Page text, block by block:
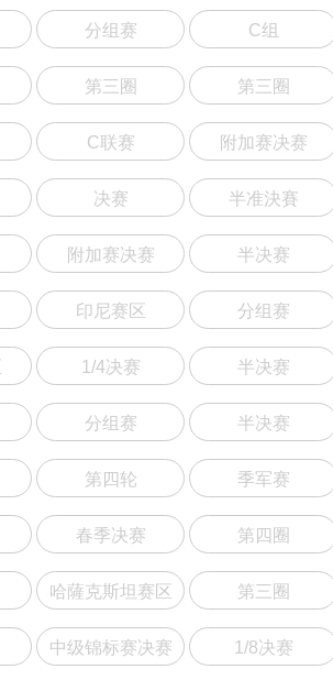
分组赛 C组
第三圈 第三圈
C联赛 附加赛决赛
决赛 半准決賽
附加赛决赛 半决赛
印尼赛区 分组赛
1/4决赛 半决赛
分组赛 半决赛
第四轮 季军赛
春季决赛 第四圈
哈薩克斯坦赛区 第三圈
中级锦标赛决赛 1/8决赛